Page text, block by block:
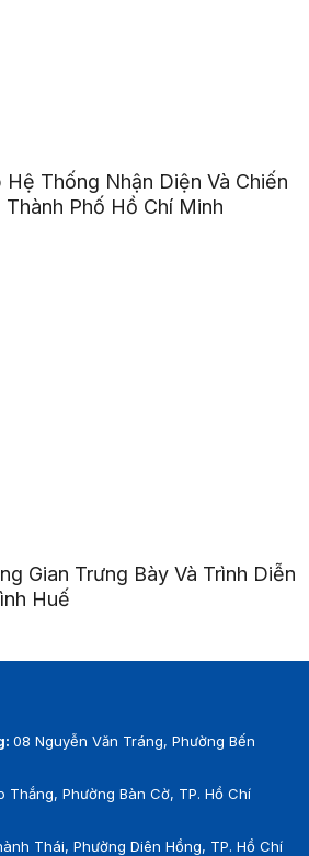
Thống Nhận Diện Và Chiến
Phố Hồ Chí Minh
Gian Trưng Bày Và Trình Diễn
Huế
08 Nguyễn Văn Tráng, Phường Bến
Thắng, Phường Bàn Cờ, TP. Hồ Chí
Thái, Phường Diên Hồng, TP. Hồ Chí